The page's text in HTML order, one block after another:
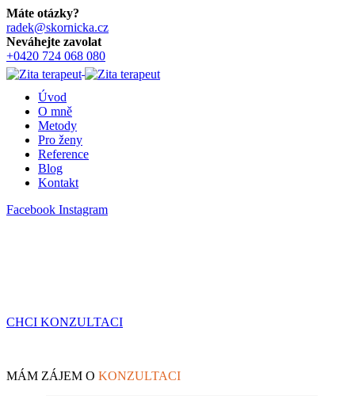
Máte otázky?
radek@skornicka.cz
Neváhejte zavolat
+0420 724 068 080
Úvod
O mně
Metody
Pro ženy
Reference
Blog
Kontakt
Facebook Instagram
CHCI KONZULTACI
MÁM ZÁJEM O KONZULTACI